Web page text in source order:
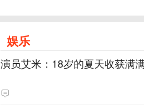
娱乐
演员艾米：18岁的夏天收获满